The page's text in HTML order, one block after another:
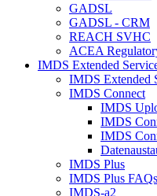
GADSL
GADSL - CRM
REACH SVHC
ACEA
IMDS Extended
IMDS Extended
IMDS Connect
IMDS
IMDS
IMDS
IMDS Plus
IMDS Plus FAQs
IMDS-a2